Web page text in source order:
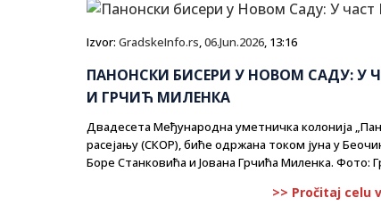
Izvor: GradskeInfo.rs,06.Jun.2026, 13:16
ПАНОНСКИ БИСЕРИ У НОВОМ САДУ: У
И ГРЧИЋ МИЛЕНКА
Двадесета Међународна уметничка колонија
расејању (СКОР), биће одржана током јуна у
Боре Станковића и Јована Грчића Миленка. Фото:
>> Pročitaj celu